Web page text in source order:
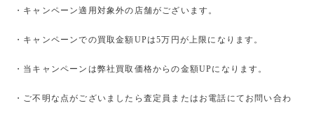
・キャンペーン適用対象外の店舗がございます。
・キャンペーンでの買取金額UPは5万円が上限になります。
・当キャンペーンは弊社買取価格からの金額UPになります。
・ご不明な点がございましたら査定員またはお電話にてお問い合わ